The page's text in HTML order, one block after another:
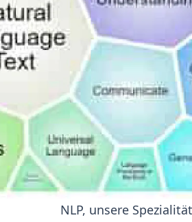
NLP, unsere Spezialität